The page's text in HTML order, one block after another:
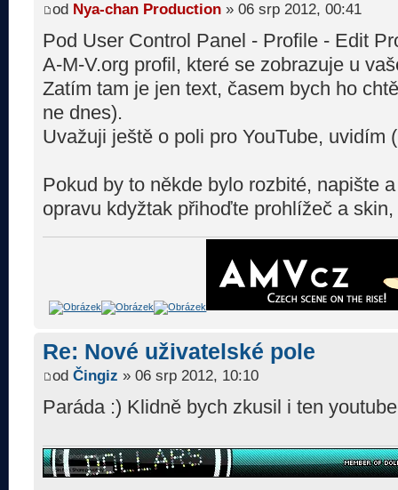
od Nya-chan Production » 06 srp 2012, 00:41
Pod User Control Panel - Profile - Edit
A-M-V.org profil, které se zobrazuje u
Zatím tam je jen text, časem bych ho
ne dnes).
Uvažuji ještě o poli pro YouTube, uvidím
Pokud by to někde bylo rozbité, napište
opravu kdyžtak přihoďte prohlížeč a
Re: Nové uživatelské pole
od Čingiz » 06 srp 2012, 10:10
Paráda :) Klidně bych zkusil i ten